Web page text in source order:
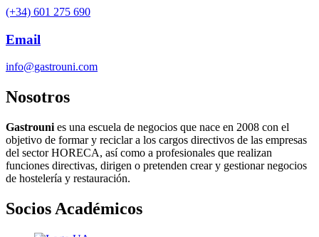
(+34) 601 275 690
Email
info@gastrouni.com
Nosotros
Gastrouni es una escuela de negocios que nace en 2008 con el
objetivo de formar y reciclar a los cargos directivos de las empresas
del sector HORECA, así como a profesionales que realizan
funciones directivas, dirigen o pretenden crear y gestionar negocios
de hostelería y restauración.
Socios Académicos